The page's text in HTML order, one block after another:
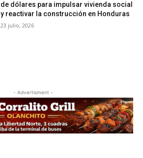
de dólares para impulsar vivienda social
y reactivar la construcción en Honduras
23 julio, 2026
- Advertisment -